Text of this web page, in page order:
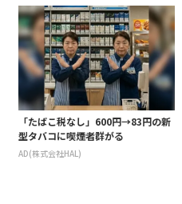
「たばこ税なし」600円→83円の新
型タバコに喫煙者群がる
AD(株式会社HAL)